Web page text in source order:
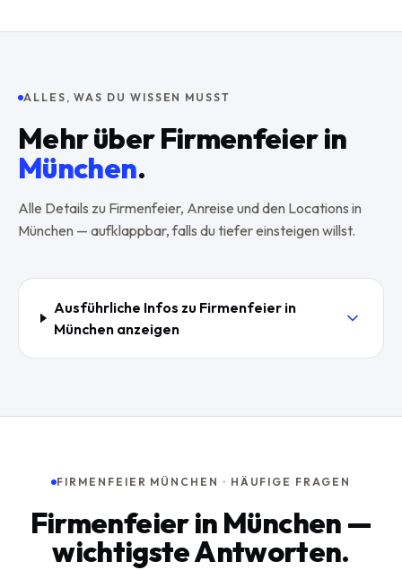
ALLES, WAS DU WISSEN MUSST
Mehr überFirmenfeierin
München.
Alle Details zu Firmenfeier, Anreise und den Locations in
München — aufklappbar, falls du tiefer einsteigen willst.
Ausführliche Infos zu Firmenfeierin
Münchenanzeigen
FIRMENFEIER MÜNCHEN · HÄUFIGE FRAGEN
Firmenfeier in München —
wichtigste Antworten.